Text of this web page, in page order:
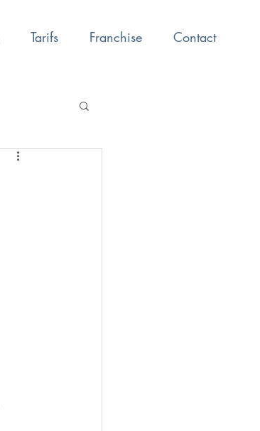
Tarifs Franchise Contact